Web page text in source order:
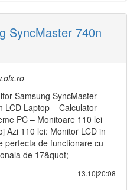
SyncMaster 740n
Samsung SyncMaster
LCD Laptop – Calculator
PC – Monitoare 110 lei
Azi 110 lei: Monitor LCD in
perfecta de functionare cu
de 17&quot;
13.10|20:08